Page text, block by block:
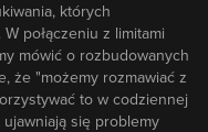
których
połączeniu z limitami
mówić o rozbudowanych
że "możemy rozmawiać z
to w codziennej
się problemy